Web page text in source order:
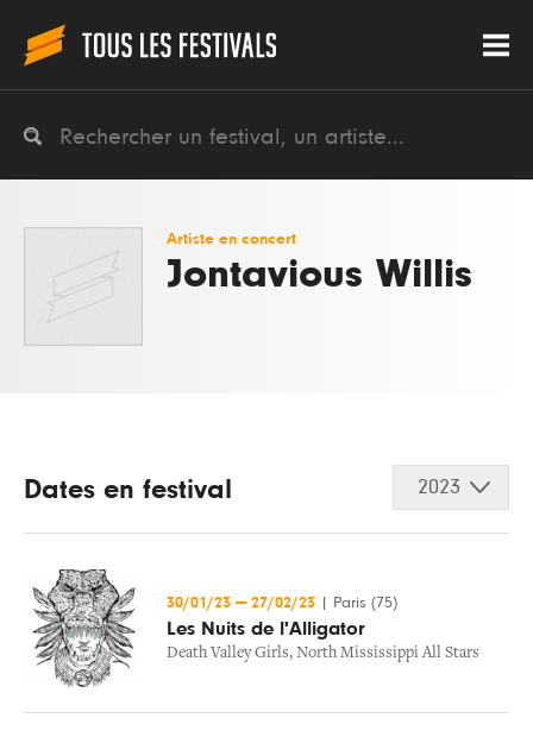
Artiste en concert
Jontavious Willis
Dates en festival 2023
30/01/23 — 27/02/23 Paris (75)
Les Nuits de l'Alligator
Death Valley Girls, North Mississippi All Stars